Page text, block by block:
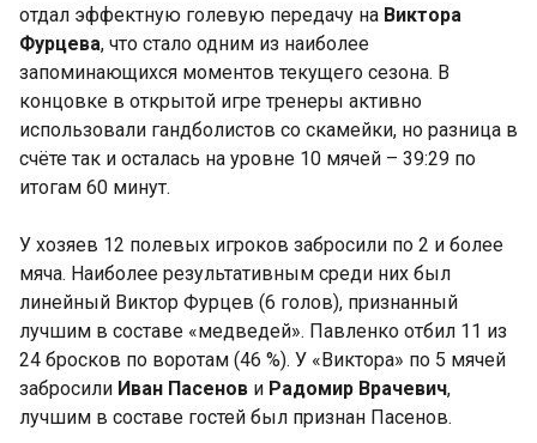
отдал эффектную голевую передачу на Виктора
Фурцева, что стало одним из наиболее
запоминающихся моментов текущего сезона. В
концовке в открытой игре тренеры активно
использовали гандболистов со скамейки, но разница в
счёте так и осталась на уровне 10 мячей – 39:29 по
итогам 60 минут.
У хозяев 12 полевых игроков забросили по 2 и более
мяча. Наиболее результативным среди них был
линейный Виктор Фурцев (6 голов), признанный
лучшим в составе «медведей». Павленко отбил 11 из
24 бросков по воротам (46 %). У «Виктора» по 5 мячей
забросили Иван Пасенов и Радомир Врачевич,
лучшим в составе гостей был признан Пасенов.